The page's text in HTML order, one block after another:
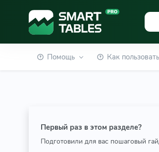
Помощь Как
Первый раз в этом разделе?
Подготовили для вас пошаговый